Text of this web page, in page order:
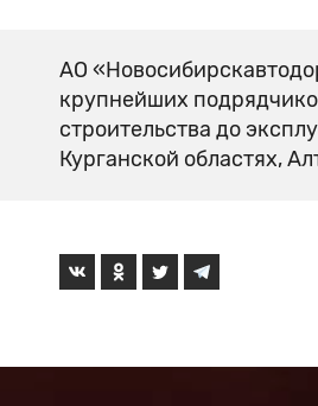
АО
крупнейших
строительства до
Курганской областях,